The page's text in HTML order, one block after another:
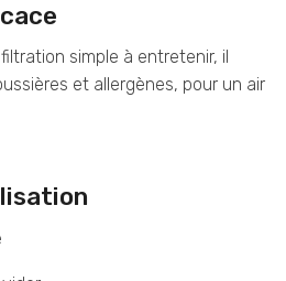
simple à entretenir, il
et allergènes, pour un air